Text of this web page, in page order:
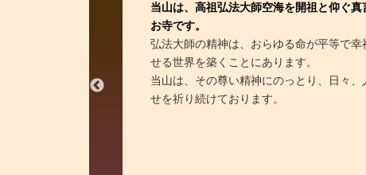
当山は、高祖弘法大師空海を開祖と仰ぐ真言密教の
お寺です。
弘法大師の精神は、おらゆる命が平等で幸福に過ご
せる世界を築くことにあります。
当山は、その尊い精神にのっとり、日々、人々の幸
せを祈り続けております。